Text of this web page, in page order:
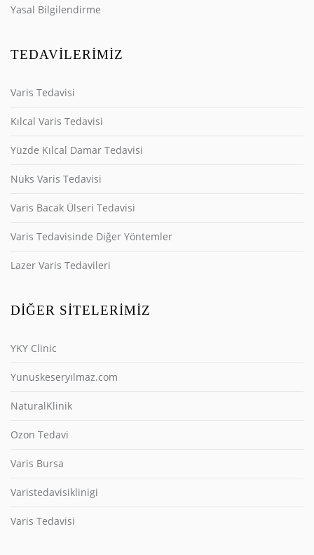
Yasal Bilgilendirme
TEDAVILERIMIZ
Varis Tedavisi
Kılcal Varis Tedavisi
Yüzde Kılcal Damar Tedavisi
Nüks Varis Tedavisi
Varis Bacak Ülseri Tedavisi
Varis Tedavisinde Diğer Yöntemler
Lazer Varis Tedavileri
DIĞER SITELERIMIZ
YKY Clinic
Yunuskeseryılmaz.com
NaturalKlinik
Ozon Tedavi
Varis Bursa
Varistedavisiklinigi
Varis Tedavisi